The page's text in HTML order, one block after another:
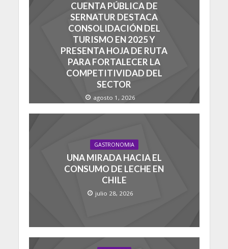
CUENTA PÚBLICA DE
SERNATUR DESTACA
CONSOLIDACIÓN DEL
TURISMO EN 2025 Y
PRESENTA HOJA DE RUTA
PARA FORTALECER LA
COMPETITIVIDAD DEL
SECTOR
agosto 1, 2026
GASTRONOMIA
UNA MIRADA HACIA EL
CONSUMO DE LECHE EN
CHILE
julio 28, 2026